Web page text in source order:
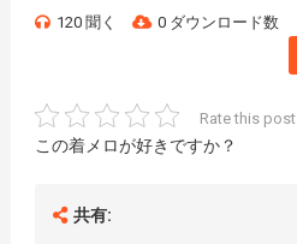
120 聞く 0 ダウンロード数
Rate this post
この着メロが好きですか？
共有: